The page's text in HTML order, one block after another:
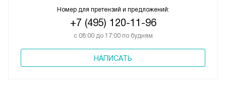
Номер для претензий и предложений:
+7 (495) 120-11-96
с 08:00 до 17:00 по будням
НАПИСАТЬ